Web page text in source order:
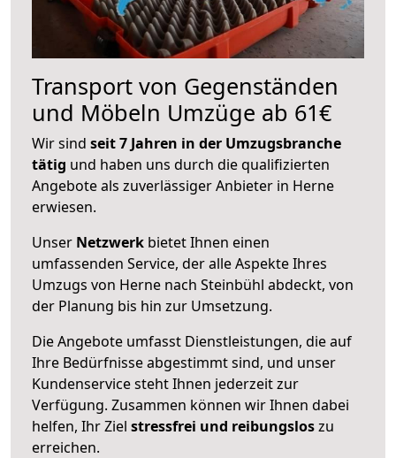
Transport von Gegenständen
und Möbeln Umzüge ab 61€
Wir sind seit 7 Jahren in der Umzugsbranche
tätig und haben uns durch die qualifizierten
Angebote als zuverlässiger Anbieter in Herne
erwiesen.
Unser Netzwerk bietet Ihnen einen
umfassenden Service, der alle Aspekte Ihres
Umzugs von Herne nach Steinbühl abdeckt, von
der Planung bis hin zur Umsetzung.
Die Angebote umfasst Dienstleistungen, die auf
Ihre Bedürfnisse abgestimmt sind, und unser
Kundenservice steht Ihnen jederzeit zur
Verfügung. Zusammen können wir Ihnen dabei
helfen, Ihr Ziel stressfrei und reibungsloszu
erreichen.